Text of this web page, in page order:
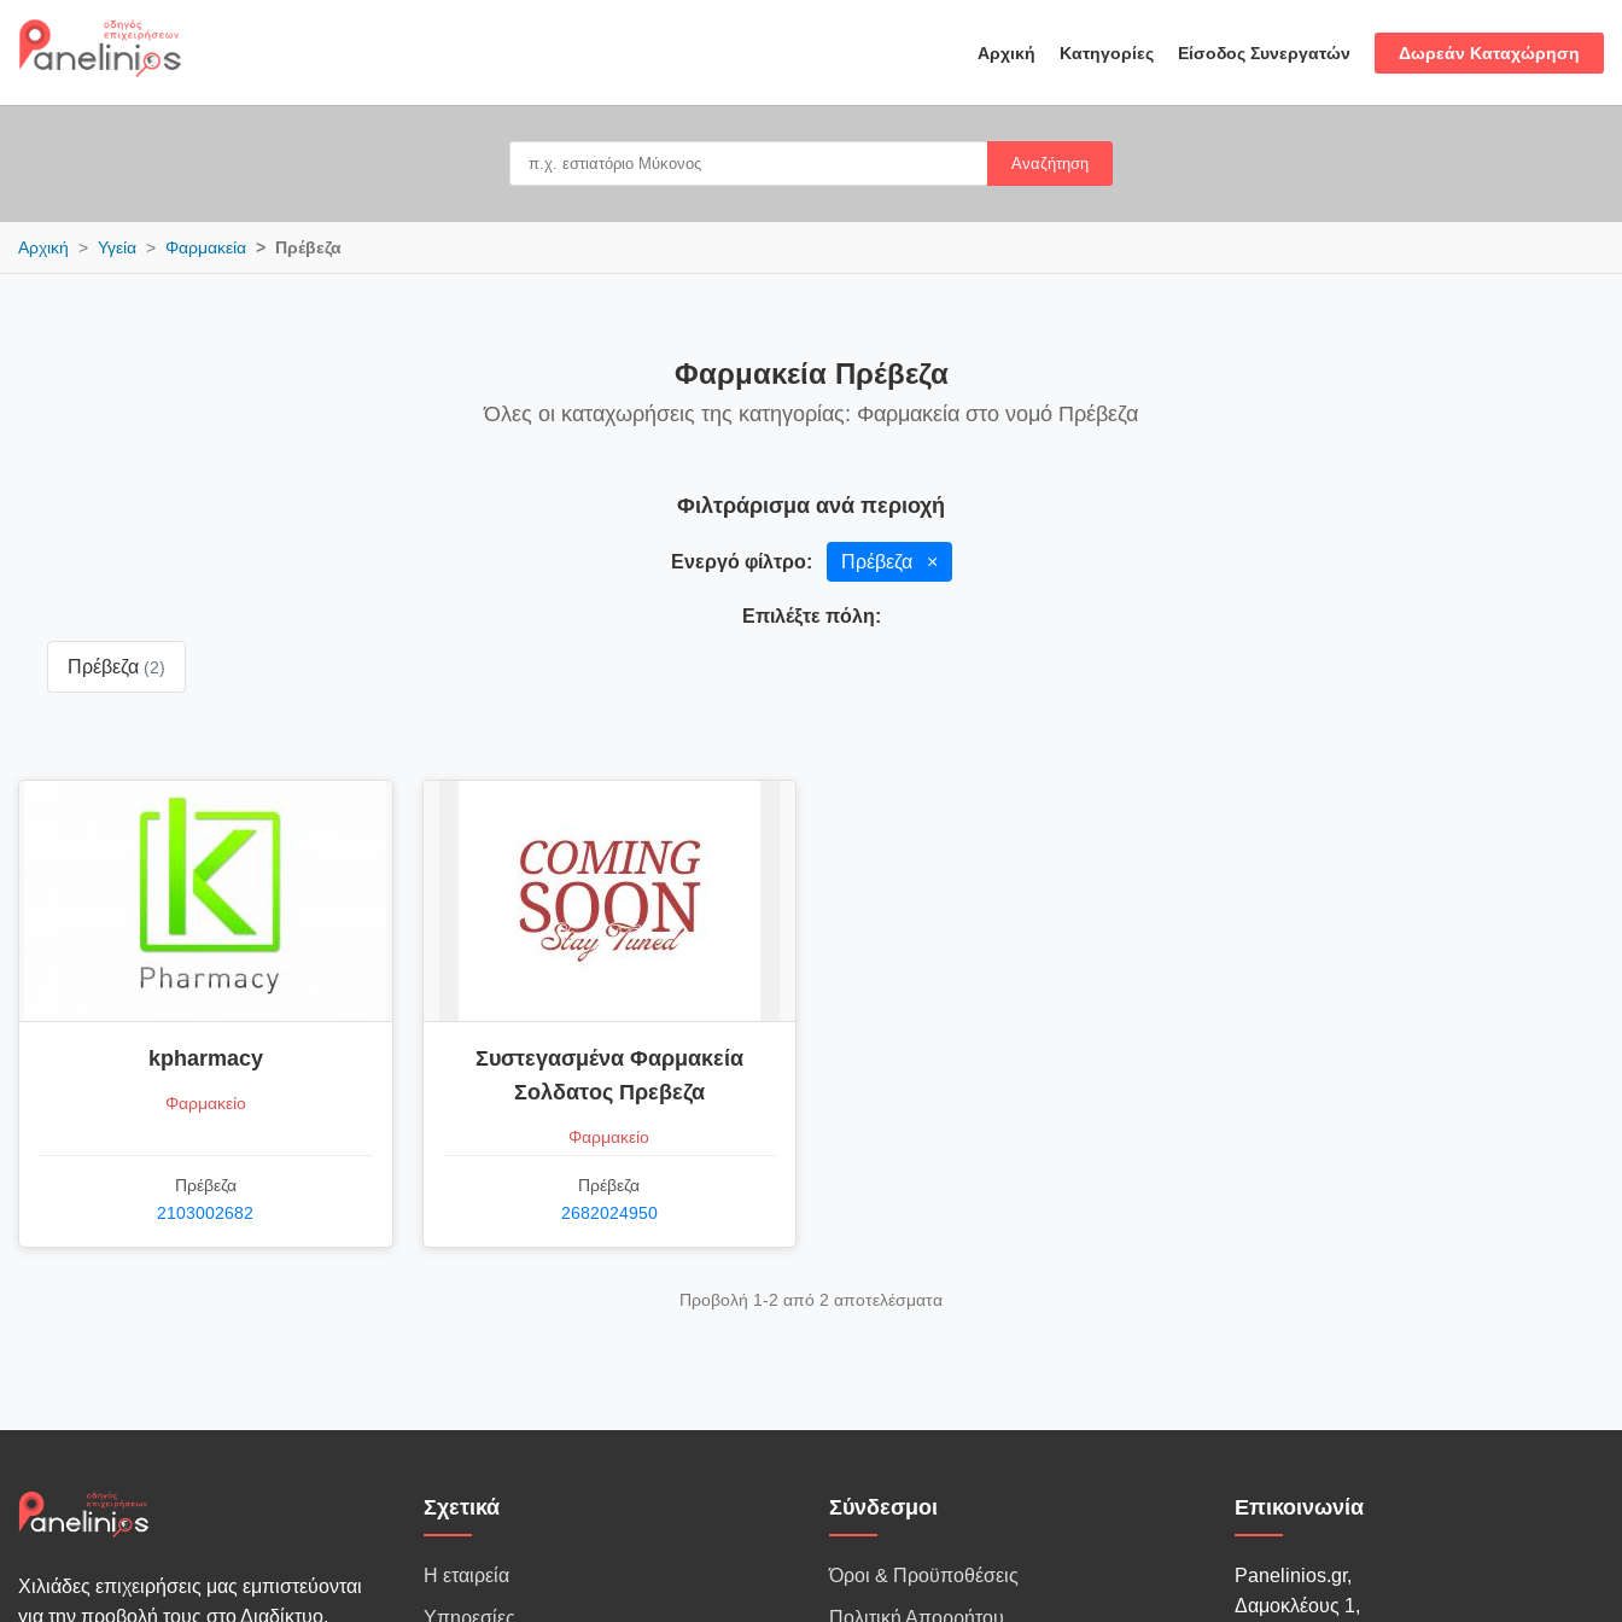
Αρχική Κατηγορίες Είσοδος Συνεργατών Δωρεάν Καταχώρηση
Αναζήτηση
Αρχική Υγεία Φαρμακεία Πρέβεζα
Φαρμακεία Πρέβεζα
Όλες οι καταχωρήσεις της κατηγορίας: Φαρμακεία στο νομό Πρέβεζα
Φιλτράρισμα ανά περιοχή
Ενεργό φίλτρο: Πρέβεζα ×
Επιλέξτε πόλη:
Πρέβεζα (2)
kpharmacy
Φαρμακείο
Πρέβεζα
2103002682
Συστεγασμένα Φαρμακεία
Σολδατος Πρεβεζα
Φαρμακείο
Πρέβεζα
2682024950
Προβολή 1-2 από 2 αποτελέσματα
Χιλιάδες επιχειρήσεις μας εμπιστεύονται
για την προβολή τους στο Διαδίκτυο.
Σχετικά
Η εταιρεία
Υπηρεσίες
Σύνδεσμοι
Όροι & Προϋποθέσεις
Πολιτική Απορρήτου
Επικοινωνία
Panelinios.gr,
Δαμοκλέους 1,